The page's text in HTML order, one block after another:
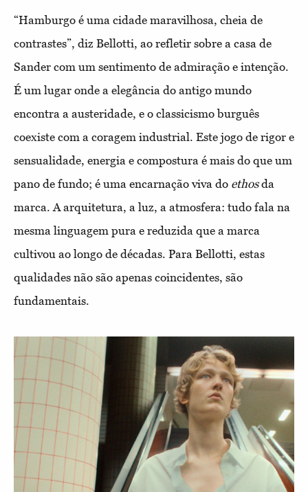
“Hamburgo é uma cidade maravilhosa, cheia de
contrastes”, diz Bellotti, ao refletir sobre a casa de
Sander com um sentimento de admiração e intenção.
É um lugar onde a elegância do antigo mundo
encontra a austeridade, e o classicismo burguês
coexiste com a coragem industrial. Este jogo de rigor e
sensualidade, energia e compostura é mais do que um
pano de fundo; é uma encarnação viva do ethosda
marca. A arquitetura, a luz, a atmosfera: tudo fala na
mesma linguagem pura e reduzida que a marca
cultivou ao longo de décadas. Para Bellotti, estas
qualidades não são apenas coincidentes, são
fundamentais.